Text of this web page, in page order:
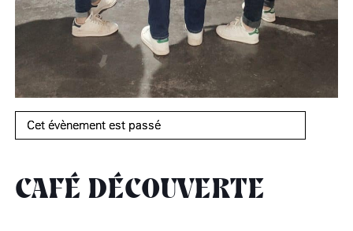
Cet évènement est passé
CAFÉ DÉCOUVERTE
âge, à laMaison nationale
des artistes
(EHPAD) Accueil
Fondation
Rotonde Balzac de l’Hôtel
Salomon de Rothschild
Jardin public de l’Hôtel
Salomon de Rothschild